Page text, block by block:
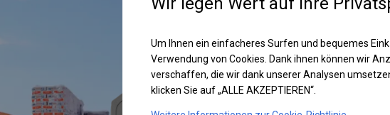
Um Ihnen ein einfacheres Surfen und bequemes
Verwendung von Cookies. Dank ihnen können wir
verschaffen, die wir dank unserer Analysen
klicken Sie auf „ALLE AKZEPTIEREN“.